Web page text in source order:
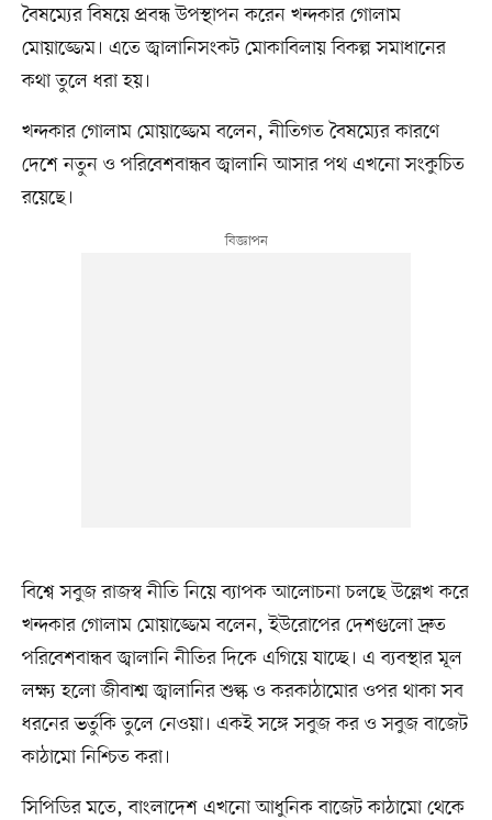
বৈষম্যের বিষয়ে প্রবন্ধ উপস্থাপন করেন খন্দকার গোলাম
মোয়াজ্জেম। এতে জ্বালানিসংকট মোকাবিলায় বিকল্প সমাধানের
কথা তুলে ধরা হয়।
খন্দকার গোলাম মোয়াজ্জেম বলেন, নীতিগত বৈষম্যের কারণে
দেশে নতুন ও পরিবেশবান্ধব জ্বালানি আসার পথ এখনো সংকুচিত
রয়েছে।
বিশ্বে সবুজ রাজস্ব নীতি নিয়ে ব্যাপক আলোচনা চলছে উল্লেখ করে
খন্দকার গোলাম মোয়াজ্জেম বলেন, ইউরোপের দেশগুলো দ্রুত
পরিবেশবান্ধব জ্বালানি নীতির দিকে এগিয়ে যাচ্ছে। এ ব্যবস্থার মূল
লক্ষ্য হলো জীবাশ্ম জ্বালানির শুল্ক ও করকাঠামোর ওপর থাকা সব
ধরনের ভর্তুকি তুলে নেওয়া। একই সঙ্গে সবুজ কর ও সবুজ বাজেট
কাঠামো নিশ্চিত করা।
সিপিডির মতে, বাংলাদেশ এখনো আধুনিক বাজেট কাঠামো থেকে